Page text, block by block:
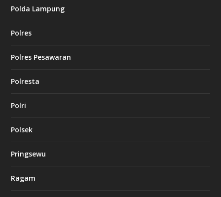
Polda Lampung
Polres
Polres Pesawaran
Polresta
Polri
Polsek
Pringsewu
Ragam